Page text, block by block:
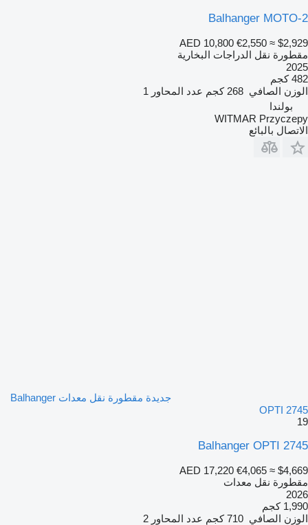
Balhanger MOTO-2
AED 10,800 €2,550 ≈ $2,929
مقطورة نقل الدراجات البخارية
2025
482 كجم
الوزن الصافي 268 كجم عدد المحاور 1
بولندا
WITMAR Przyczepy
الاتصال بالبائع
جديدة مقطورة نقل معدات Balhanger
OPTI 2745
19
Balhanger OPTI 2745
AED 17,220 €4,065 ≈ $4,669
مقطورة نقل معدات
2026
1,990 كجم
الوزن الصافي 710 كجم عدد المحاور 2